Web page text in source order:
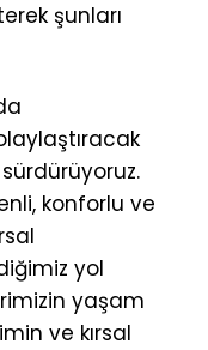
şunları
sürdürüyoruz.
konforlu ve
yol
yaşam
ve kırsal